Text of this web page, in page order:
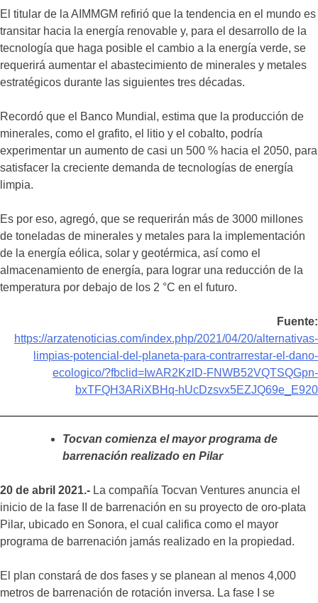
El titular de la AIMMGM refirió que la tendencia en el mundo es
transitar hacia la energía renovable y, para el desarrollo de la
tecnología que haga posible el cambio a la energía verde, se
requerirá aumentar el abastecimiento de minerales y metales
estratégicos durante las siguientes tres décadas.
Recordó que el Banco Mundial, estima que la producción de
minerales, como el grafito, el litio y el cobalto, podría
experimentar un aumento de casi un 500 % hacia el 2050, para
satisfacer la creciente demanda de tecnologías de energía
limpia.
Es por eso, agregó, que se requerirán más de 3000 millones
de toneladas de minerales y metales para la implementación
de la energía eólica, solar y geotérmica, así como el
almacenamiento de energía, para lograr una reducción de la
temperatura por debajo de los 2 °C en el futuro.
Fuente:
https://arzatenoticias.com/index.php/2021/04/20/alternativas-
limpias-potencial-del-planeta-para-contrarrestar-el-dano-
ecologico/?fbclid=IwAR2KzlD-FNWB52VQTSQGpn-
bxTFQH3ARiXBHq-hUcDzsvx5EZJQ69e_E920
Tocvan comienza el mayor programa de
barrenación realizado en Pilar
20 de abril 2021.- La compañía Tocvan Ventures anuncia el
inicio de la fase II de barrenación en su proyecto de oro-plata
Pilar, ubicado en Sonora, el cual califica como el mayor
programa de barrenación jamás realizado en la propiedad.
El plan constará de dos fases y se planean al menos 4,000
metros de barrenación de rotación inversa. La fase I se